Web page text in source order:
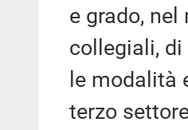
e grado,
collegiali,
le modalità
terzo